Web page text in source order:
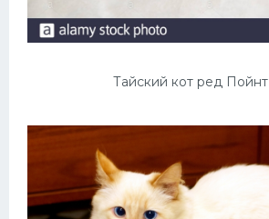
Тайский кот ред Пойнт